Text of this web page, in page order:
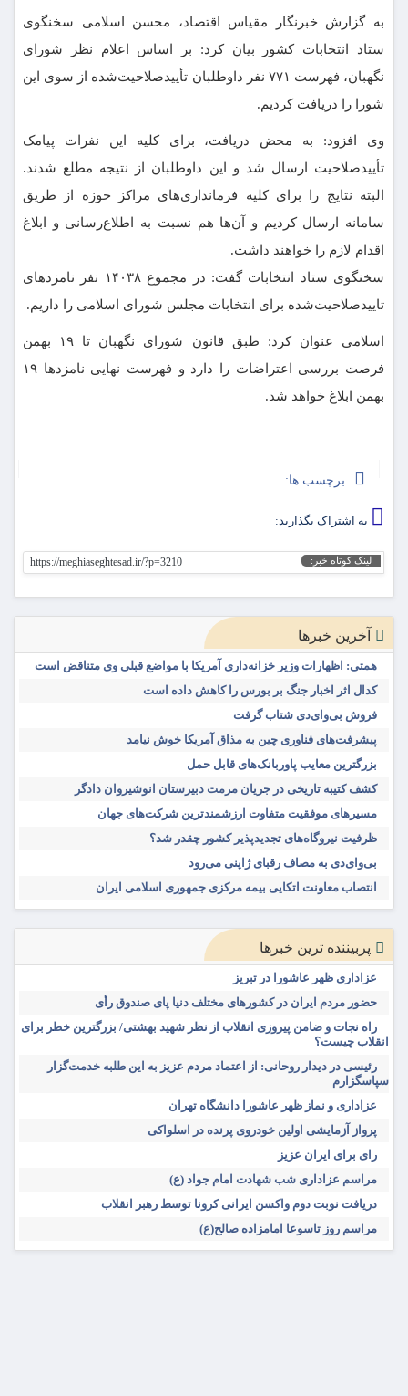
به گزارش خبرنگار مقیاس اقتصاد، محسن اسلامی سخنگوی
ستاد انتخابات کشور بیان کرد: بر اساس اعلام نظر شورای
نگهبان، فهرست ۷۷۱ نفر داوطلبان تأییدصلاحیت‌شده از سوی این
شورا را دریافت کردیم.
وی افزود: به محض دریافت، برای کلیه این نفرات پیامک
تأییدصلاحیت ارسال شد و این داوطلبان از نتیجه مطلع شدند.
البته نتایج را برای کلیه فرمانداری‌های مراکز حوزه از طریق
سامانه ارسال کردیم و آن‌ها هم نسبت به اطلاع‌رسانی و ابلاغ
اقدام لازم را خواهند داشت.
سخنگوی ستاد انتخابات گفت: در مجموع ۱۴۰۳۸ نفر نامزدهای
تاییدصلاحیت‌شده برای انتخابات مجلس شورای اسلامی را داریم.
اسلامی عنوان کرد: طبق قانون شورای نگهبان تا ۱۹ بهمن
فرصت بررسی اعتراضات را دارد و فهرست نهایی نامزدها ۱۹
بهمن ابلاغ خواهد شد.
برچسب ها:
به اشتراک بگذارید:
لینک کوتاه خبر: https://meghiaseghtesad.ir/?p=3210
آخرین خبرها
همتی: اظهارات وزیر خزانه‌داری آمریکا با مواضع قبلی وی متناقض است
کدال اثر اخبار جنگ بر بورس را کاهش داده است
فروش بی‌وای‌دی شتاب گرفت
پیشرفت‌های فناوری چین به مذاق آمریکا خوش نیامد
بزرگترین معایب پاوربانک‌های قابل حمل
کشف کتیبه تاریخی در جریان مرمت دبیرستان انوشیروان دادگر
مسیرهای موفقیت متفاوت ارزشمندترین شرکت‌های جهان
ظرفیت نیروگاه‌های تجدیدپذیر کشور چقدر شد؟
بی‌وای‌دی به مصاف رقبای ژاپنی می‌رود
انتصاب معاونت اتکایی بیمه مرکزی جمهوری اسلامی ایران
پربیننده ترین خبرها
عزاداری ظهر عاشورا در تبریز
حضور مردم ایران در کشورهای مختلف دنیا پای صندوق رأی
راه نجات و ضامن پیروزی انقلاب از نظر شهید بهشتی/ بزرگترین خطر برای
انقلاب چیست؟
رئیسی در دیدار روحانی: از اعتماد مردم عزیز به این طلبه خدمت‌گزار
سپاسگزارم
عزاداری و نماز ظهر عاشورا دانشگاه تهران
پرواز آزمایشی اولین خودروی پرنده در اسلواکی
رای برای ایران عزیز
مراسم عزاداری شب شهادت امام جواد (ع)
دریافت نوبت دوم واکسن ایرانی کرونا توسط رهبر انقلاب
مراسم روز تاسوعا امامزاده صالح(ع)